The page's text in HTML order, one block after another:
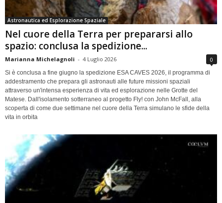
Astronautica ed Esplorazione Spaziale
Nel cuore della Terra per prepararsi allo
spazio: conclusa la spedizione...
Marianna Michelagnoli - 4 Luglio 2026 0
Si è conclusa a fine giugno la spedizione ESA CAVES 2026, il programma di
addestramento che prepara gli astronauti alle future missioni spaziali
attraverso un'intensa esperienza di vita ed esplorazione nelle Grotte del
Matese. Dall'isolamento sotterraneo al progetto Fly! con John McFall, alla
scoperta di come due settimane nel cuore della Terra simulano le sfide della
vita in orbita